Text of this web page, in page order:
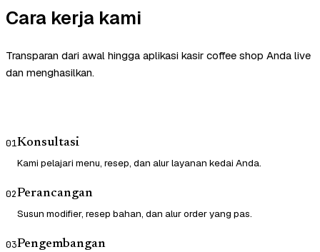
Cara kerja kami
Transparan dari awal hingga aplikasi kasir coffee shop Anda live
dan menghasilkan.
01Konsultasi
Kami pelajari menu, resep, dan alur layanan kedai Anda.
02Perancangan
Susun modifier, resep bahan, dan alur order yang pas.
03Pengembangan